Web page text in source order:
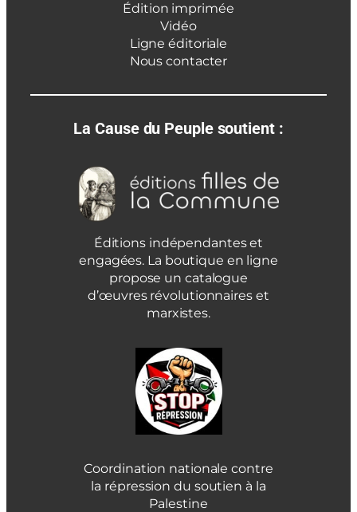
Édition imprimée
Vidéo
Ligne éditoriale
Nous contacter
La Cause du Peuple soutient :
Éditions indépendantes et
engagées. La boutique en ligne
propose un catalogue
d’œuvres révolutionnaires et
marxistes.
Coordination nationale contre
la répression du soutien à la
Palestine